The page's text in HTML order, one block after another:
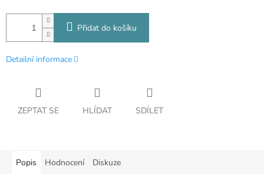
Přidat do košíku
Detailní informace
ZEPTAT SE HLÍDAT SDÍLET
Popis Hodnocení Diskuze